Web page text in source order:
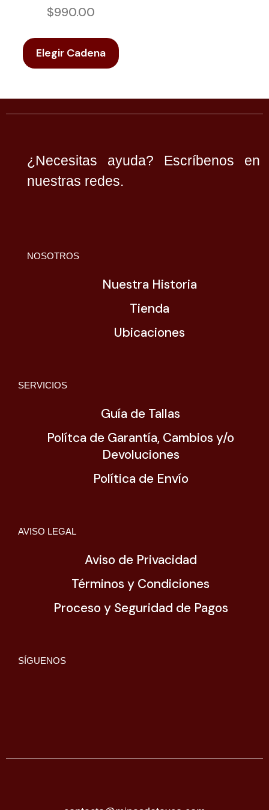
$990.00
Elegir Cadena
¿Necesitas ayuda? Escríbenos en
nuestras redes.
NOSOTROS
Nuestra Historia
Tienda
Ubicaciones
SERVICIOS
Guía de Tallas
Polítca de Garantía, Cambios y/o
Devoluciones
Política de Envío
AVISO LEGAL
Aviso de Privacidad
Términos y Condiciones
Proceso y Seguridad de Pagos
SÍGUENOS